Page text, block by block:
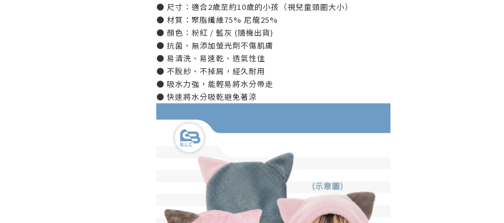
● 尺寸：適合2歲至約10歲的小孩（視兒童頭圍大小）
● 材質：聚脂纖維75% 尼龍25%
● 顏色：粉紅 / 藍灰 (隨機出貨)
● 抗菌、無添加螢光劑不傷肌膚
● 易清洗、易速乾、透氣性佳
● 不脫紗、不掉屑，經久耐用
● 吸水力強，能輕易將水分帶走
● 快速將水分吸乾避免著涼